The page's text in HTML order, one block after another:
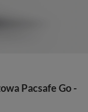
Pacsafe Go -